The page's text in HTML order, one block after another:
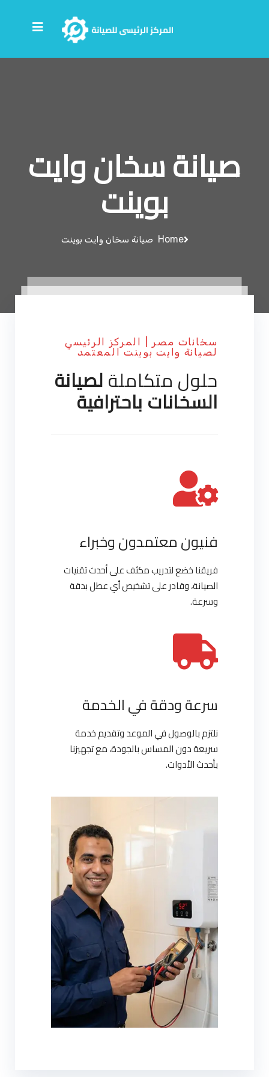
صيانة سخان وايت
بوينت
Home صيانة سخان وايت بوينت
سخانات مصر | المركز الرئيسي
لصيانة وايت بوينت المعتمد
حلول متكاملةلصيانة
السخانات باحترافية
فنيون معتمدون وخبراء
فريقنا خضع لتدريب مكثف على أحدث تقنيات
الصيانة، وقادر على تشخيص أي عطل بدقة
وسرعة.
سرعة ودقة في الخدمة
نلتزم بالوصول في الموعد وتقديم خدمة
سريعة دون المساس بالجودة، مع تجهيزنا
بأحدث الأدوات.